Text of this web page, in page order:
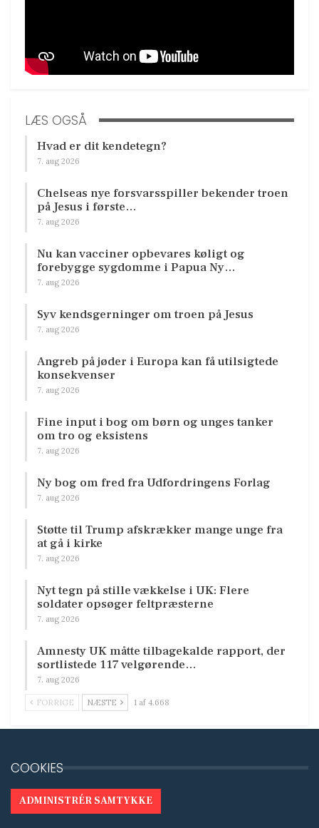
LÆS OGSÅ
Hvad er dit kendetegn?
7. aug 2026
Chelseas nye forsvarsspiller bekender troen
på Jesus i første…
7. aug 2026
Nu kan vacciner opbevares køligt og
forebygge sygdomme i Papua Ny…
7. aug 2026
Syv kendsgerninger om troen på Jesus
7. aug 2026
Angreb på jøder i Europa kan få utilsigtede
konsekvenser
7. aug 2026
Fine input i bog om børn og unges tanker
om tro og eksistens
7. aug 2026
Ny bog om fred fra Udfordringens Forlag
7. aug 2026
Støtte til Trump afskrækker mange unge fra
at gå i kirke
7. aug 2026
Nyt tegn på stille vækkelse i UK: Flere
soldater opsøger feltpræsterne
7. aug 2026
Amnesty UK måtte tilbagekalde rapport, der
sortlistede 117 velgørende…
7. aug 2026
FORRIGE NÆSTE 1 af 4.668
COOKIES
ADMINISTRÉR SAMTYKKE